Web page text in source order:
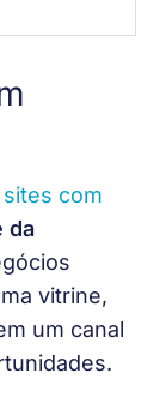
sites com
da
vitrine,
um canal